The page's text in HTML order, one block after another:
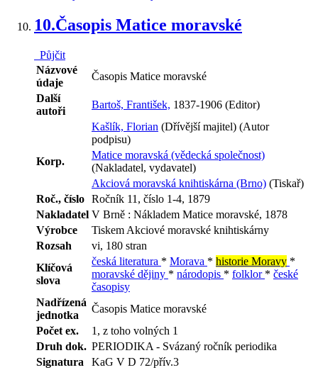
10.Časopis Matice moravské
Půjčit
Názvové
údaje
Časopis Matice moravské
Další
autoři
Bartoš, František, 1837-1906 (Editor)
Kašlík, Florian (Dřívější majitel) (Autor
podpisu)
Korp.
Matice moravská (vědecká společnost)
(Nakladatel, vydavatel)
Akciová moravská knihtiskárna (Brno) (Tiskař)
Roč., číslo Ročník 11, číslo 1-4, 1879
Nakladatel V Brně : Nákladem Matice moravské, 1878
Výrobce
Tiskem Akciové moravské knihtiskárny
Rozsah
vi, 180 stran
Klíčová
slova
česká literatura * Morava * historie Moravy *
moravské dějiny * národopis * folklor * české
časopisy
Nadřízená
jednotka
Časopis Matice moravské
Počet ex.
1, z toho volných 1
Druh dok. PERIODIKA - Svázaný ročník periodika
Signatura
KaG V D 72/přív.3